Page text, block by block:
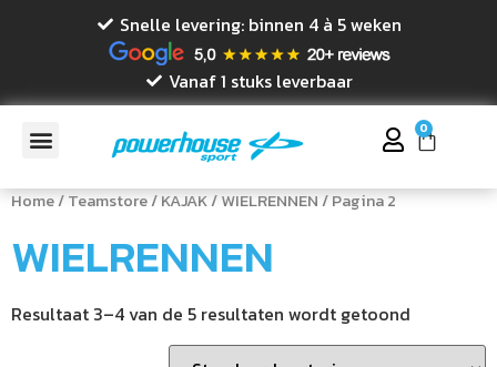
Snelle levering: binnen 4 à 5 weken
Vanaf 1 stuks leverbaar
0
Home/Teamstore/KAJAK/WIELRENNEN/ Pagina 2
WIELRENNEN
Resultaat 3–4 van de 5 resultaten wordt getoond